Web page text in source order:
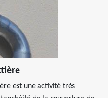
est une activité très